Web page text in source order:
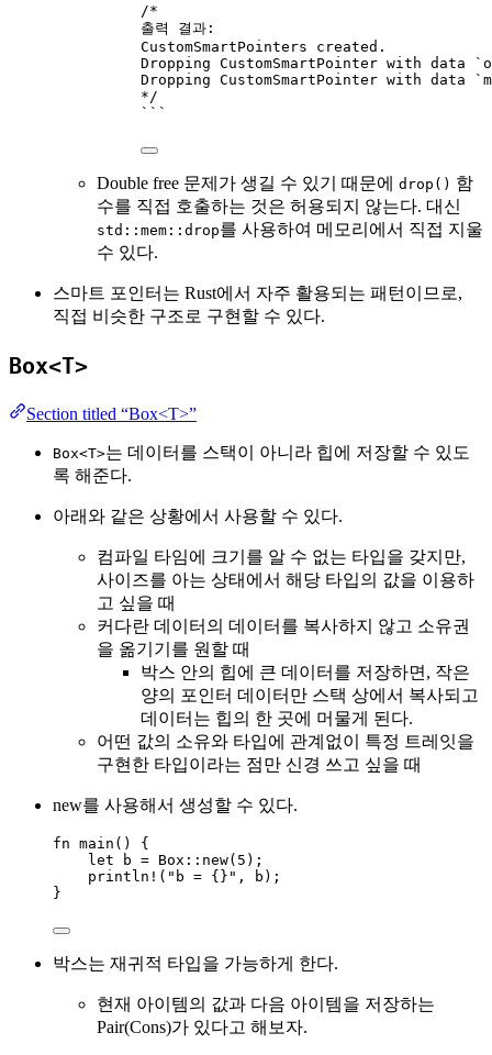
/*
출력 결과:
CustomSmartPointers created.
Dropping CustomSmartPointer with
Dropping CustomSmartPointer with data
*/
```
Double free 문제가 생길 수 있기 때문에 drop() 함
수를 직접 호출하는 것은 허용되지 않는다. 대신
std::mem::drop를 사용하여 메모리에서 직접 지울
수 있다.
스마트 포인터는 Rust에서 자주 활용되는 패턴이므로,
직접 비슷한 구조로 구현할 수 있다.
Box<T>
Section titled “Box<T>”
Box<T>는 데이터를 스택이 아니라 힙에 저장할 수 있도
록 해준다.
아래와 같은 상황에서 사용할 수 있다.
컴파일 타임에 크기를 알 수 없는 타입을 갖지만,
사이즈를 아는 상태에서 해당 타입의 값을 이용하
고 싶을 때
커다란 데이터의 데이터를 복사하지 않고 소유권
을 옮기기를 원할 때
박스 안의 힙에 큰 데이터를 저장하면, 작은
양의 포인터 데이터만 스택 상에서 복사되고
데이터는 힙의 한 곳에 머물게 된다.
어떤 값의 소유와 타입에 관계없이 특정 트레잇을
구현한 타입이라는 점만 신경 쓰고 싶을 때
new를 사용해서 생성할 수 있다.
fn main () {
let
b = Box :: new( 5 );
println! ( " b = {} " , b );
}
박스는 재귀적 타입을 가능하게 한다.
현재 아이템의 값과 다음 아이템을 저장하는
Pair(Cons)가 있다고 해보자.